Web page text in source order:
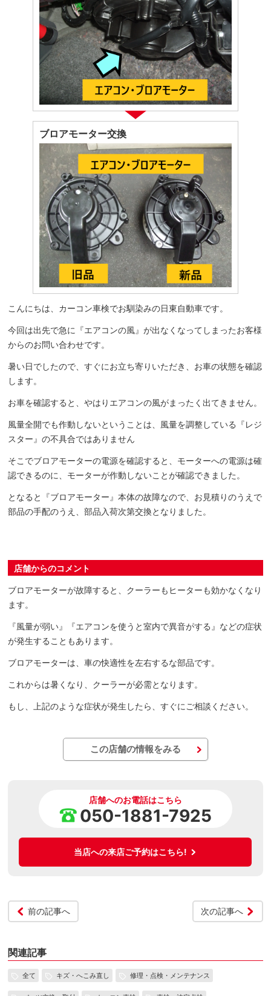
ブロアモーター交換
こんにちは、カーコン車検でお馴染みの日東自動車です。
今回は出先で急に『エアコンの風』が出なくなってしまったお客様
からのお問い合わせです。
暑い日でしたので、すぐにお立ち寄りいただき、お車の状態を確認
します。
お車を確認すると、やはりエアコンの風がまったく出てきません。
風量全開でも作動しないということは、風量を調整している『レジ
スター』の不具合ではありません
そこでブロアモーターの電源を確認すると、モーターへの電源は確
認できるのに、モーターが作動しないことが確認できました。
となると『ブロアモーター』本体の故障なので、お見積りのうえで
部品の手配のうえ、部品入荷次第交換となりました。
店舗からのコメント
ブロアモーターが故障すると、クーラーもヒーターも効かなくなり
ます。
『風量が弱い』『エアコンを使うと室内で異音がする』などの症状
が発生することもあります。
ブロアモーターは、車の快適性を左右するな部品です。
これからは暑くなり、クーラーが必需となります。
もし、上記のような症状が発生したら、すぐにご相談ください。
この店舗の情報をみる
店舗へのお電話はこちら
050-1881-7925
当店への来店ご予約はこちら!
前の記事へ 次の記事へ
関連記事
全て キズ・へこみ直し 修理・点検・メンテナンス